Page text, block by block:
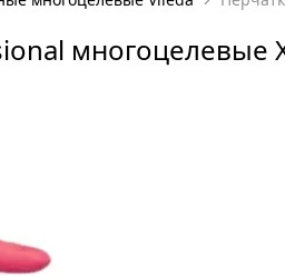
многоцелевые